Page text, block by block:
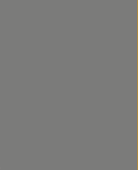
www.instagram.com/
zu https://t.me/s/hofmahlitzsch
Link zu https://www.facebook.com/